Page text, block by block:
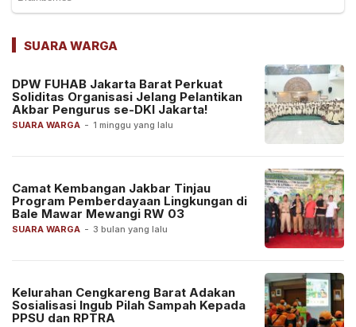
SUARA WARGA
SUARA WARGA - 1 minggu yang lalu
DPW FUHAB Jakarta Barat Perkuat
Soliditas Organisasi Jelang Pelantikan
Akbar Pengurus se-DKI Jakarta!
SUARA WARGA - 3 bulan yang lalu
Camat Kembangan Jakbar Tinjau
Program Pemberdayaan Lingkungan di
Bale Mawar Mewangi RW 03
Kelurahan Cengkareng Barat Adakan
Sosialisasi Ingub Pilah Sampah Kepada
PPSU dan RPTRA